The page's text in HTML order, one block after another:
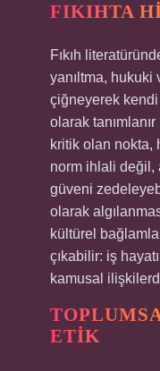
FIKIHTA
Fıkıh
yanıltma, hukuki
çiğneyerek
olarak
kritik olan nokta,
norm ihlali değil,
güveni
olarak
kültürel
çıkabilir: iş
kamusal
ETIK